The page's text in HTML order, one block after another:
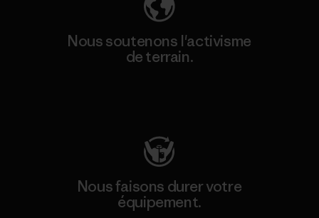
Nous soutenons l'activisme
de terrain.
Nous faisons durer votre
équipement.